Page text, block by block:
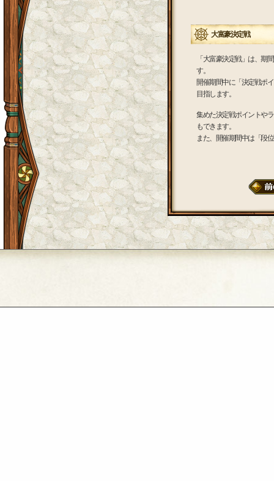
大富豪決定戦
「大富豪決定戦」は、期
す。
開催期間中に「決定戦ポ
目指します。
集めた決定戦ポイントや
もできます。
また、開催期間中は「段